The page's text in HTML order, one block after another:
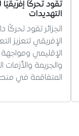
تقود تحركًا
التهديدات
الجزائر تقود تحركًا
الإفريقي لتعزيز
الإقليمي ومواجهة
والجريمة والأزمات
المتفاقمة في